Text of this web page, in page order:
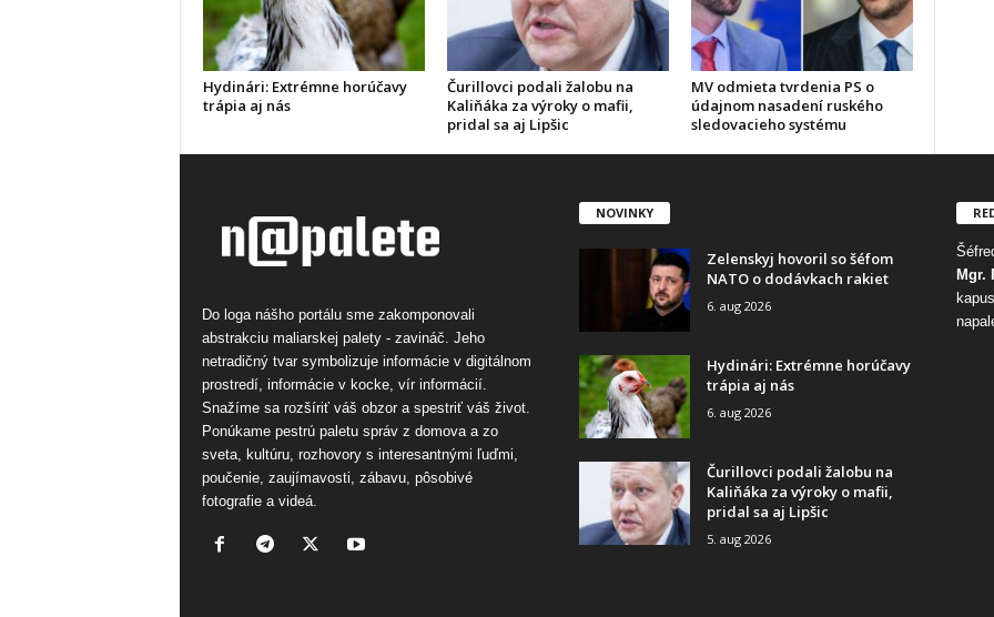
Hydinári: Extrémne horúčavy
trápia aj nás
Čurillovci podali žalobu na
Kaliňáka za výroky o mafii,
pridal sa aj Lipšic
MV odmieta tvrdenia PS o
údajnom nasadení ruského
sledovacieho systému
Do loga nášho portálu sme zakomponovali
abstrakciu maliarskej palety - zavináč. Jeho
netradičný tvar symbolizuje informácie v digitálnom
prostredí, informácie v kocke, vír informácií.
Snažíme sa rozšíriť váš obzor a spestriť váš život.
Ponúkame pestrú paletu správ z domova a zo
sveta, kultúru, rozhovory s interesantnými ľuďmi,
poučenie, zaujímavosti, zábavu, pôsobivé
fotografie a videá.
NOVINKY
Zelenskyj hovoril so šéfom
NATO o dodávkach rakiet
6. aug 2026
Hydinári: Extrémne horúčavy
trápia aj nás
6. aug 2026
Čurillovci podali žalobu na
Kaliňáka za výroky o mafii,
pridal sa aj Lipšic
5. aug 2026
Mgr.